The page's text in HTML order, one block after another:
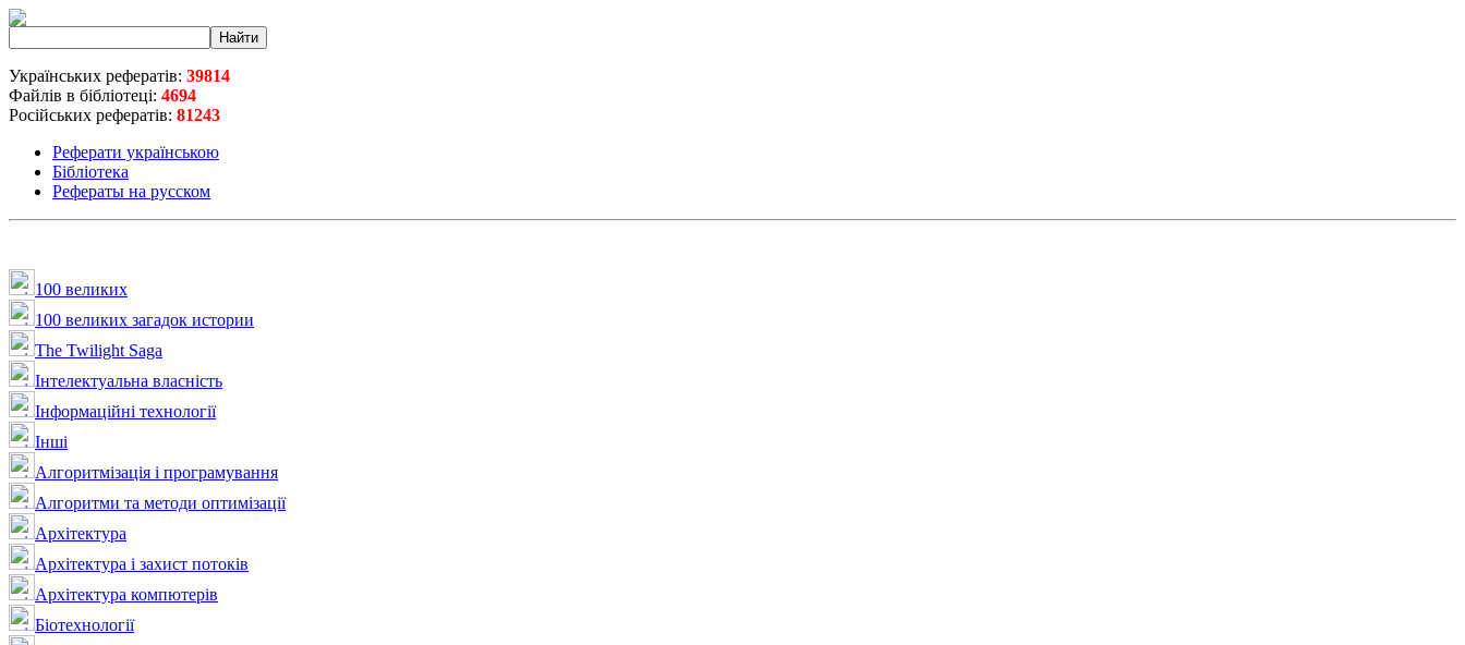
Українських рефератів: 39814
Файлів в бібліотеці: 4694
Російських рефератів: 81243
Реферати українською
Бібліотека
Рефераты на русском
100 великих
100 великих загадок истории
The Twilight Saga
Інтелектуальна влaсність
Інформаційні технології
Інші
Алгоритмізація і програмування
Алгоритми та методи оптимізації
Архітектура
Архітектура і захист потоків
Архітектура компютерів
Біотехнології